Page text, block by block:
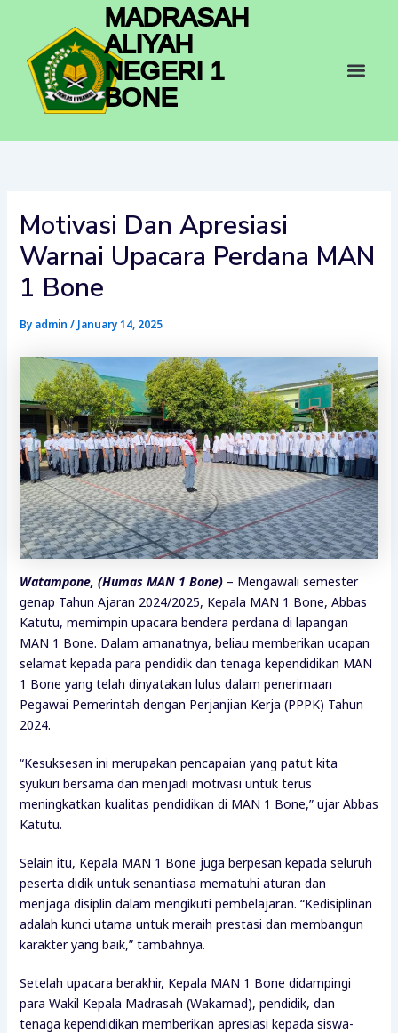
content
MADRASAH
ALIYAH
NEGERI 1
BONE
Motivasi Dan Apresiasi
Warnai Upacara Perdana MAN
1 Bone
By admin / January 14, 2025
Watampone, (Humas MAN 1 Bone)– Mengawali semester
genap Tahun Ajaran 2024/2025, Kepala MAN 1 Bone, Abbas
Katutu, memimpin upacara bendera perdana di lapangan
MAN 1 Bone. Dalam amanatnya, beliau memberikan ucapan
selamat kepada para pendidik dan tenaga kependidikan MAN
1 Bone yang telah dinyatakan lulus dalam penerimaan
Pegawai Pemerintah dengan Perjanjian Kerja (PPPK) Tahun
2024.
“Kesuksesan ini merupakan pencapaian yang patut kita
syukuri bersama dan menjadi motivasi untuk terus
meningkatkan kualitas pendidikan di MAN 1 Bone,” ujar Abbas
Katutu.
Selain itu, Kepala MAN 1 Bone juga berpesan kepada seluruh
peserta didik untuk senantiasa mematuhi aturan dan
menjaga disiplin dalam mengikuti pembelajaran. “Kedisiplinan
adalah kunci utama untuk meraih prestasi dan membangun
karakter yang baik,” tambahnya.
Setelah upacara berakhir, Kepala MAN 1 Bone didampingi
para Wakil Kepala Madrasah (Wakamad), pendidik, dan
tenaga kependidikan memberikan apresiasi kepada siswa-